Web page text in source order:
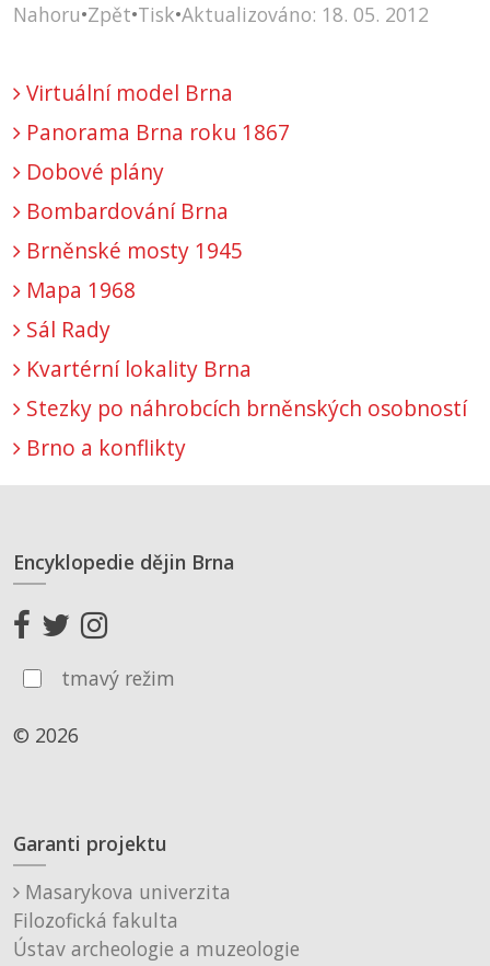
Nahoru•Zpět•Tisk•Aktualizováno: 18. 05. 2012
Virtuální model Brna
Panorama Brna roku 1867
Dobové plány
Bombardování Brna
Brněnské mosty 1945
Mapa 1968
Sál Rady
Kvartérní lokality Brna
Stezky po náhrobcích brněnských osobností
Brno a konflikty
Encyklopedie dějin Brna
tmavý režim
© 2026
Garanti projektu
Masarykova univerzita
Filozofická fakulta
Ústav archeologie a muzeologie